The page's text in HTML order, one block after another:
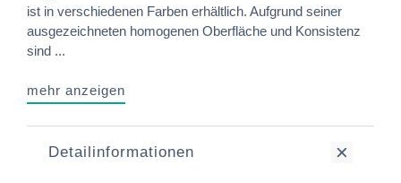
ist in verschiedenen Farben erhältlich. Aufgrund seiner
ausgezeichneten homogenen Oberfläche und Konsistenz
sind ...
mehr anzeigen
Detailinformationen